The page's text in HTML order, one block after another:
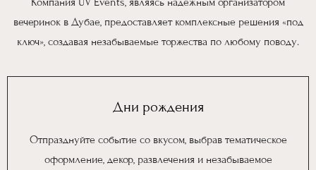
вечеринок в Дубае, предоставляет комплексные решения «под
ключ», создавая незабываемые торжества по любому поводу.
Дни рождения
Отпразднуйте событие со вкусом, выбрав тематическое
оформление, декор, развлечения и незабываемое